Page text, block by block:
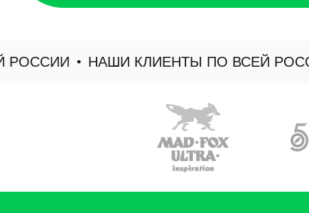
НАШИ КЛИЕНТЫ ПО ВСЕЙ РОССИИ